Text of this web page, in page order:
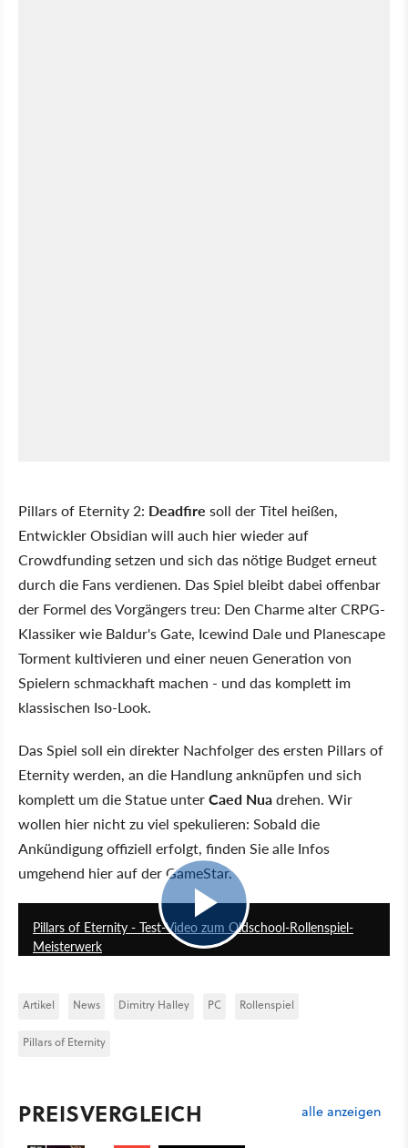
Pillars of Eternity 2: Deadfire soll der Titel heißen,
Entwickler Obsidian will auch hier wieder auf
Crowdfunding setzen und sich das nötige Budget erneut
durch die Fans verdienen. Das Spiel bleibt dabei offenbar
der Formel des Vorgängers treu: Den Charme alter CRPG-
Klassiker wie Baldur's Gate, Icewind Dale und Planescape
Torment kultivieren und einer neuen Generation von
Spielern schmackhaft machen - und das komplett im
klassischen Iso-Look.
Das Spiel soll ein direkter Nachfolger des ersten Pillars of
Eternity werden, an die Handlung anknüpfen und sich
komplett um die Statue unterCaed Nuadrehen. Wir
wollen hier nicht zu viel spekulieren: Sobald die
Ankündigung offiziell erfolgt, finden Sie alle Infos
umgehend hier auf der GameStar.
Pillars of Eternity - Test-Video zum Oldschool-Rollenspiel-
Meisterwerk
Artikel News Dimitry Halley PC Rollenspiel
Pillars of Eternity
PREISVERGLEICH alle anzeigen